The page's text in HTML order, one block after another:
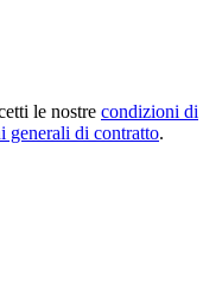
le nostre condizioni di
generali di contratto.